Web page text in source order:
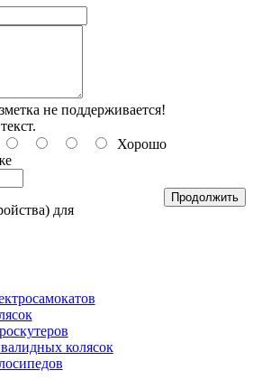
не поддерживается!
Хорошо
Продолжить
для
колясок